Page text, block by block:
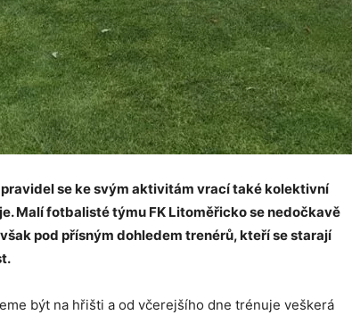
se ke svým aktivitám vrací také kolektivní
Malí fotbalisté týmu FK Litoměřicko se nedočkavě
pod přísným dohledem trenérů, kteří se starají
být na hřišti a od včerejšího dne trénuje veškerá